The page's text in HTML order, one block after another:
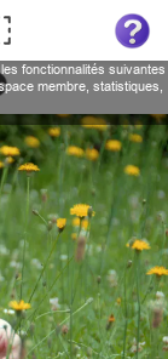
fonctionnalités suivantes
membre, statistiques,